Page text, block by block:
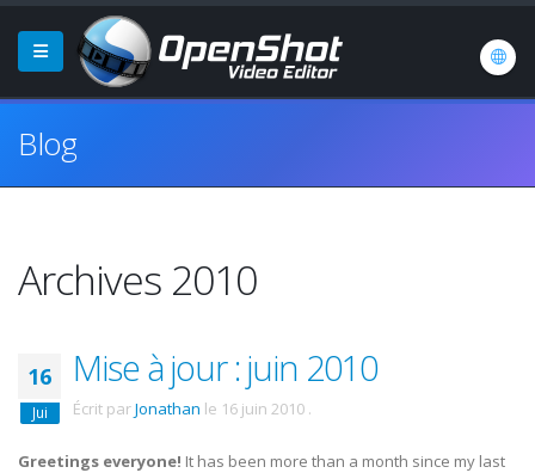
Blog
Archives 2010
16
Jui
Mise à jour : juin 2010
Écrit parJonathan le 16 juin 2010 .
Greetings everyone! It has been more than a month since my last